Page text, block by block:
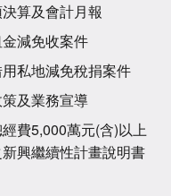
算及會計月報
減免收案件
私地減免稅捐案件
及業務宣導
費5,000萬元(含)以上
興繼續性計畫說明書